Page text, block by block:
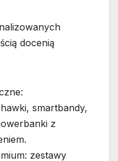
docenią
smartbandy,
z
zestawy